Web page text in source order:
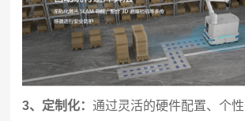
3、定制化：通过灵活的硬件配置、个